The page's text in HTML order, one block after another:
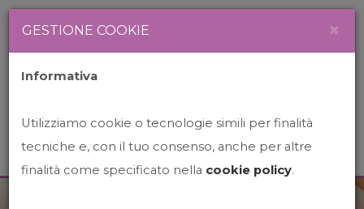
GESTIONE COOKIE ×
Informativa
Utilizziamo cookie o tecnologie simili per finalità
tecniche e, con il tuo consenso, anche per altre
finalità come specificato nella cookie policy.